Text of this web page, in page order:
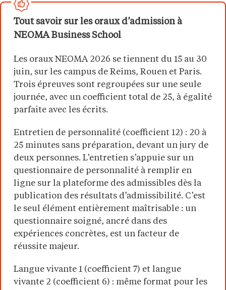
Tout savoir sur les oraux d’admission à
NEOMA Business School
Les oraux NEOMA 2026 se tiennent du 15 au 30
juin, sur les campus de Reims, Rouen et Paris.
Trois épreuves sont regroupées sur une seule
journée, avec un coefficient total de 25, à égalité
parfaite avec les écrits.
Entretien de personnalité (coefficient 12) : 20 à
25 minutes sans préparation, devant un jury de
deux personnes. L’entretien s’appuie sur un
questionnaire de personnalité à remplir en
ligne sur la plateforme des admissibles dès la
publication des résultats d’admissibilité. C’est
le seul élément entièrement maîtrisable : un
questionnaire soigné, ancré dans des
expériences concrètes, est un facteur de
réussite majeur.
Langue vivante 1 (coefficient 7) et langue
vivante 2 (coefficient 6) : même format pour les